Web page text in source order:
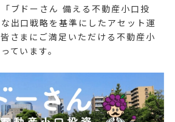
ブドーさん 備える不動産小口投
出口戦略を基準にしたアセット運
さまにご満足いただける不動産小
ています。